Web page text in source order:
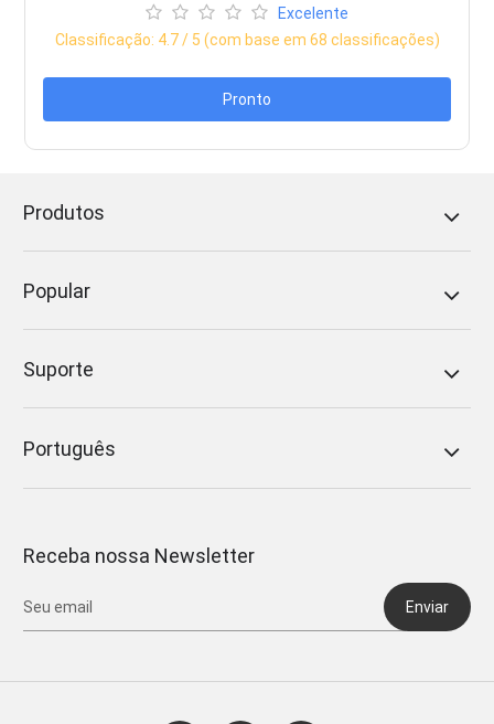
Excelente
Classificação: 4.7/ 5 (com base em 68 classificações)
Pronto
Produtos
Popular
Suporte
Português
Receba nossa Newsletter
Enviar